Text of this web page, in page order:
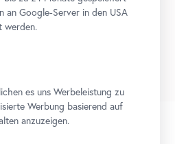
an Google-Server in den USA
werden.
es uns Werbeleistung zu
Werbung basierend auf
anzuzeigen.